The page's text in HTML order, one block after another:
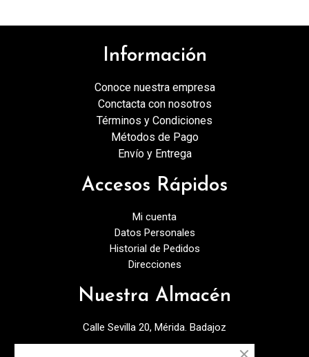
Información
Conoce nuestra empresa
Conctacta con nosotros
Términos y Condiciones
Métodos de Pago
Envío y Entrega
Accesos Rápidos
Mi cuenta
Datos Personales
Historial de Pedidos
Direcciones
Nuestra Almacén
Calle Sevilla 20, Mérida. Badajoz